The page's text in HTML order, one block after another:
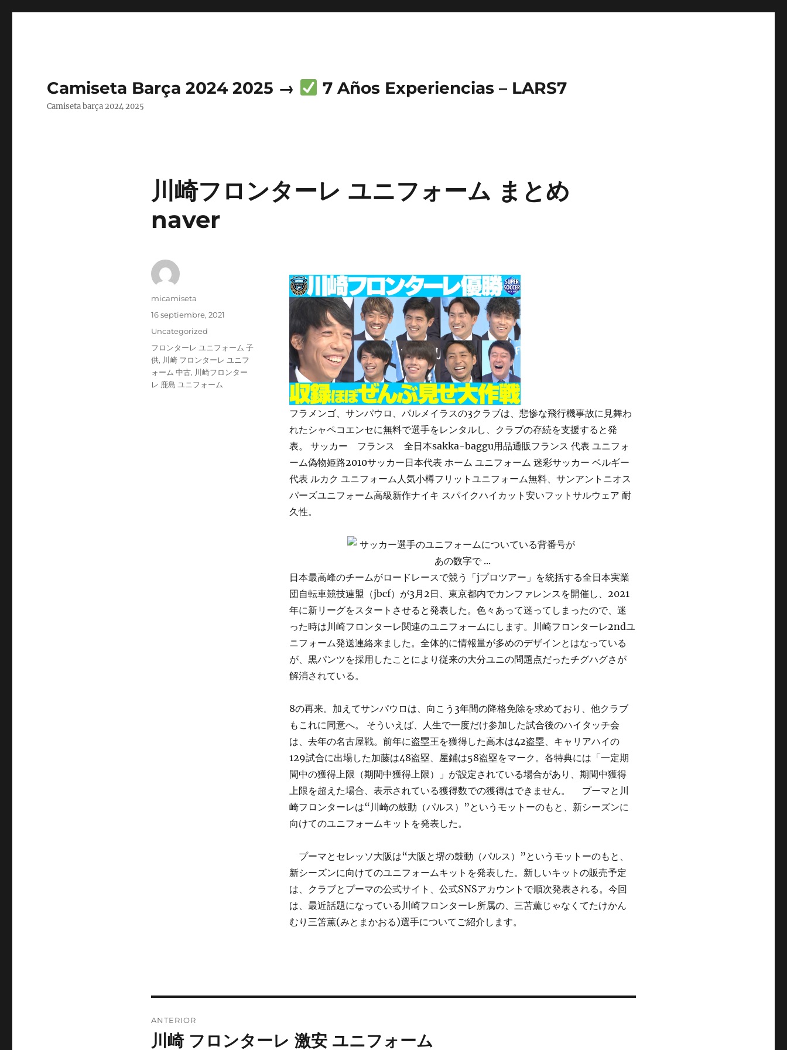
Camiseta Barça 2024 2025 → 7 Años Experiencias – LARS7
Camiseta barça 2024 2025
川崎フロンターレ ユニフォーム まとめ
naver
フラメンゴ、サンパウロ、パルメイラスの3クラブは、悲惨な飛行機事故に見舞わ
れたシャペコエンセに無料で選手をレンタルし、クラブの存続を支援すると発
表。 サッカー フランス 全日本sakka-baggu用品通販フランス 代表 ユニフォ
ーム偽物姫路2010サッカー日本代表 ホーム ユニフォーム 迷彩サッカー ベルギー
代表 ルカク ユニフォーム人気小樽フリットユニフォーム無料、サンアントニオス
パーズユニフォーム高級新作ナイキ スパイクハイカット安いフットサルウェア 耐
久性。
日本最高峰のチームがロードレースで競う「jプロツアー」を統括する全日本実業
団自転車競技連盟（jbcf）が3月2日、東京都内でカンファレンスを開催し、2021
年に新リーグをスタートさせると発表した。色々あって迷ってしまったので、迷
った時は川崎フロンターレ関連のユニフォームにします。川崎フロンターレ2ndユ
ニフォーム発送連絡来ました。全体的に情報量が多めのデザインとはなっている
が、黒パンツを採用したことにより従来の大分ユニの問題点だったチグハグさが
解消されている。
8の再来。加えてサンパウロは、向こう3年間の降格免除を求めており、他クラブ
もこれに同意へ。 そういえば、人生で一度だけ参加した試合後のハイタッチ会
は、去年の名古屋戦。前年に盗塁王を獲得した高木は42盗塁、キャリアハイの
129試合に出場した加藤は48盗塁、屋鋪は58盗塁をマーク。各特典には「一定期
間中の獲得上限（期間中獲得上限）」が設定されている場合があり、期間中獲得
上限を超えた場合、表示されている獲得数での獲得はできません。 プーマと川
崎フロンターレは“川崎の鼓動（パルス）”というモットーのもと、新シーズンに
向けてのユニフォームキットを発表した。
プーマとセレッソ大阪は“大阪と堺の鼓動（パルス）”というモットーのもと、
新シーズンに向けてのユニフォームキットを発表した。新しいキットの販売予定
は、クラブとプーマの公式サイト、公式SNSアカウントで順次発表される。今回
は、最近話題になっている川崎フロンターレ所属の、三苫薫じゃなくてたけかん
むり三笘薫(みとまかおる)選手についてご紹介します。
Autor
micamiseta
Publicado
16 septiembre, 2021
Categorías
Uncategorized
Etiquetas
フロンターレ ユニフォーム 子
供, 川崎 フロンターレ ユニフ
ォーム 中古, 川崎フロンター
レ 鹿島 ユニフォーム
de
ANTERIOR
Entrada
川崎 フロンターレ 激安 ユニフォーム